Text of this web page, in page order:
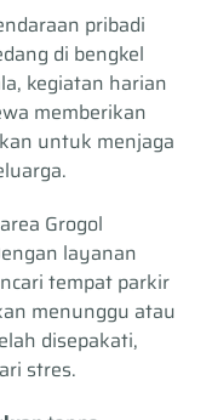
pribadi
di bengkel
kegiatan harian
memberikan
untuk menjaga
Grogol
layanan
tempat parkir
menunggu atau
disepakati,
stres.